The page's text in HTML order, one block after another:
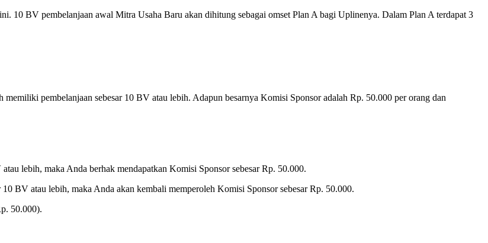
10 BV pembelanjaan awal Mitra Usaha Baru akan dihitung sebagai omset Plan A bagi Uplinenya. Dalam Plan A terdapat 3
pembelanjaan sebesar 10 BV atau lebih. Adapun besarnya Komisi Sponsor adalah Rp. 50.000 per orang dan
lebih, maka Anda berhak mendapatkan Komisi Sponsor sebesar Rp. 50.000.
BV atau lebih, maka Anda akan kembali memperoleh Komisi Sponsor sebesar Rp. 50.000.
50.000).